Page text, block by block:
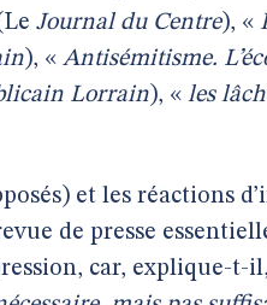
Journal du Centre), «
), « Antisémitisme.
Lorrain), « les
et les réactions
de presse
car, explique-t-